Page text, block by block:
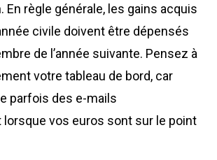
En règle générale, les gains acquis
civile doivent être dépensés
de l’année suivante. Pensez à
votre tableau de bord, car
parfois des e-mails
lorsque vos euros sont sur le point